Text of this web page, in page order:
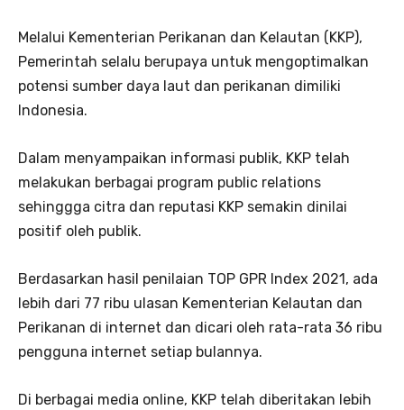
Melalui Kementerian Perikanan dan Kelautan (KKP),
Pemerintah selalu berupaya untuk mengoptimalkan
potensi sumber daya laut dan perikanan dimiliki
Indonesia.
Dalam menyampaikan informasi publik, KKP telah
melakukan berbagai program public relations
sehinggga citra dan reputasi KKP semakin dinilai
positif oleh publik.
Berdasarkan hasil penilaian TOP GPR Index 2021, ada
lebih dari 77 ribu ulasan Kementerian Kelautan dan
Perikanan di internet dan dicari oleh rata-rata 36 ribu
pengguna internet setiap bulannya.
Di berbagai media online, KKP telah diberitakan lebih